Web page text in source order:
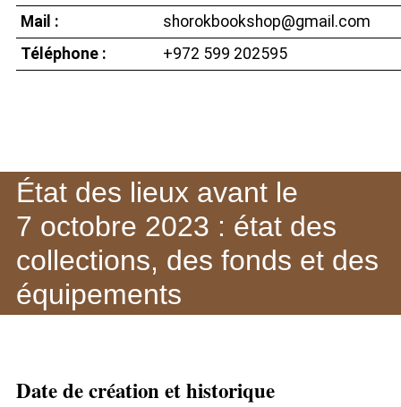
Mail :
shorokbookshop@gmail.com
Téléphone :
+972 599 202595
État des lieux avant le
7 octobre 2023 : état des
collections, des fonds et des
équipements
Date de création et historique